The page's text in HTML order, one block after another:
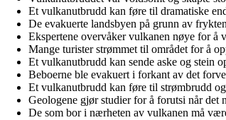
Et vulkanutbrudd kan føre til dramatiske
De evakuerte landsbyen på grunn av
Ekspertene overvåker vulkanen nøye for å
Mange turister strømmet til området for å
Et vulkanutbrudd kan sende aske og stein
Beboerne ble evakuert i forkant av det
Et vulkanutbrudd kan føre til strømbrudd
Geologene gjør studier for å forutsi når det
De som bor i nærheten av vulkanen må